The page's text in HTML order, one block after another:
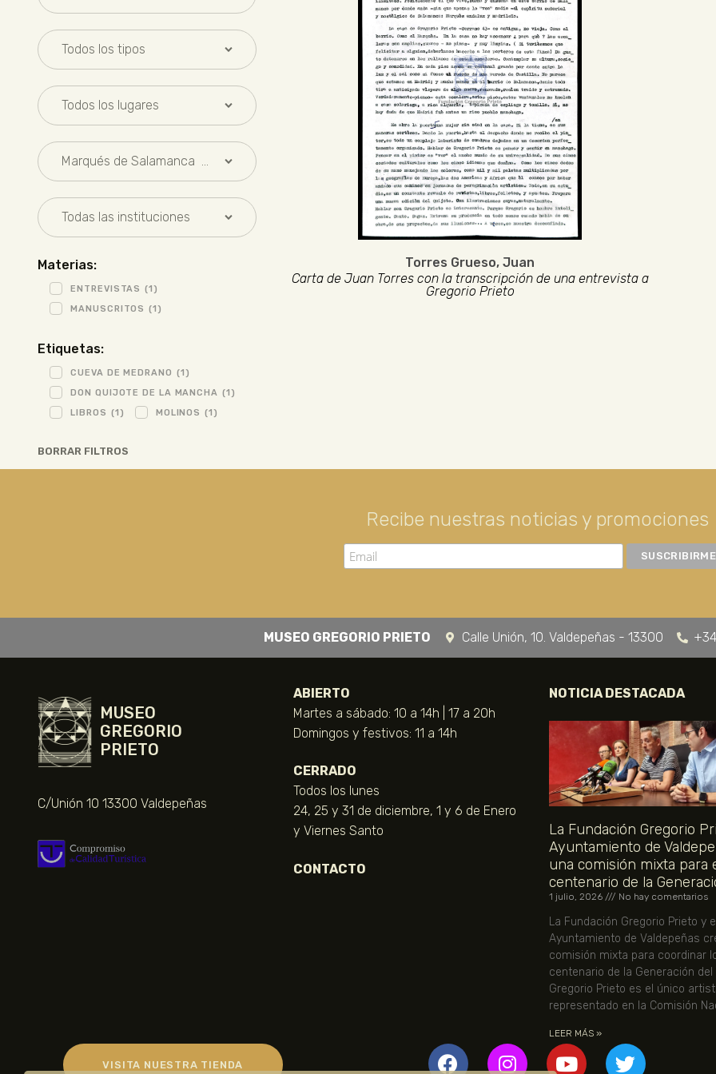
Materias:
ENTREVISTAS (1)
MANUSCRITOS (1)
Etiquetas:
CUEVA DE MEDRANO (1)
DON QUIJOTE DE LA MANCHA (1)
LIBROS (1) MOLINOS (1)
BORRAR FILTROS
Torres Grueso, Juan
Carta de Juan Torres con la transcripción de una entrevista a
Gregorio Prieto
Recibe nuestras noticias y promociones
MUSEO GREGORIO PRIETO Calle Unión, 10. Valdepeñas - 13300
MUSEO
GREGORIO
PRIETO
C/Unión 10 13300 Valdepeñas
ABIERTO
Martes a sábado: 10 a 14h | 17 a 20h
Domingos y festivos: 11 a 14h
CERRADO
Todos los lunes
24, 25 y 31 de diciembre, 1 y 6 de Enero
y Viernes Santo
CONTACTO
NOTICIA DESTACADA
La Fundación Gregorio
Ayuntamiento de
una comisión mixta para
centenario de la
1 julio, 2026 No hay comentarios
La Fundación Gregorio Prieto y
Ayuntamiento de Valdepeñas
comisión mixta para coordinar
centenario de la Generación del
Gregorio Prieto es el único
representado en la Comisión
LEER MÁS »
VISITA NUESTRA TIENDA